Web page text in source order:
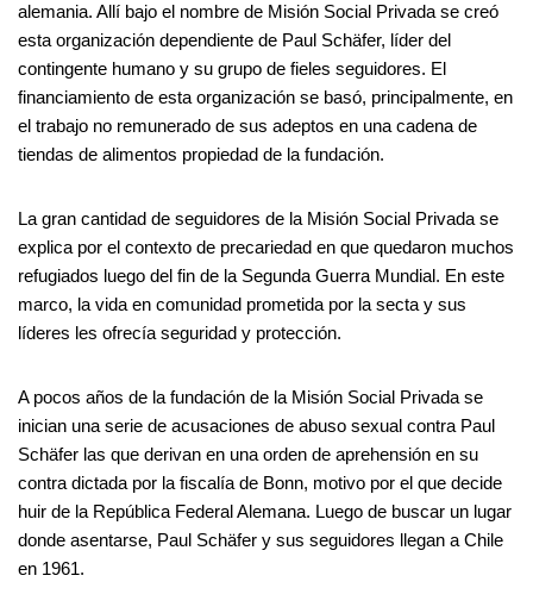
alemania. Allí bajo el nombre de Misión Social Privada se creó
esta organización dependiente de Paul Schäfer, líder del
contingente humano y su grupo de fieles seguidores. El
financiamiento de esta organización se basó, principalmente, en
el trabajo no remunerado de sus adeptos en una cadena de
tiendas de alimentos propiedad de la fundación.
La gran cantidad de seguidores de la Misión Social Privada se
explica por el contexto de precariedad en que quedaron muchos
refugiados luego del fin de la Segunda Guerra Mundial. En este
marco, la vida en comunidad prometida por la secta y sus
líderes les ofrecía seguridad y protección.
A pocos años de la fundación de la Misión Social Privada se
inician una serie de acusaciones de abuso sexual contra Paul
Schäfer las que derivan en una orden de aprehensión en su
contra dictada por la fiscalía de Bonn, motivo por el que decide
huir de la República Federal Alemana. Luego de buscar un lugar
donde asentarse, Paul Schäfer y sus seguidores llegan a Chile
en 1961.